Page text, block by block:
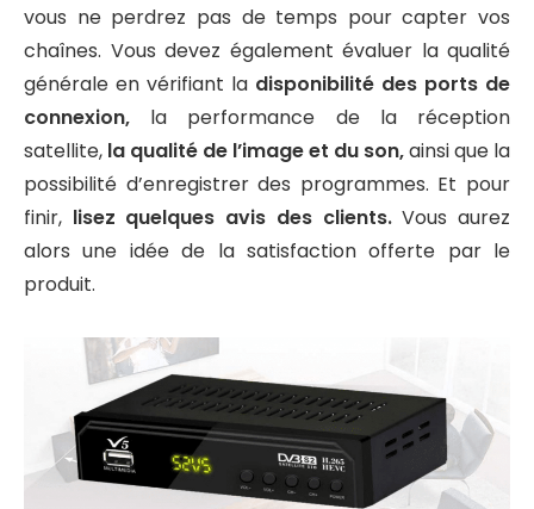
vous ne perdrez pas de temps pour capter vos
chaînes. Vous devez également évaluer la qualité
générale en vérifiant la disponibilité des ports de
connexion, la performance de la réception
satellite, la qualité de l’image et du son,ainsi que la
possibilité d’enregistrer des programmes. Et pour
finir, lisez quelques avis des clients.Vous aurez
alors une idée de la satisfaction offerte par le
produit.